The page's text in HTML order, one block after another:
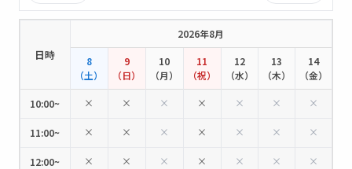
日時
2026年8月
8
（土）
9
（日）
10
（月）
11
（祝）
12
（水）
13
（木）
14
（金）
10:00~ × × × × × × ×
11:00~ × × × × × × ×
12:00~ × × × × × × ×